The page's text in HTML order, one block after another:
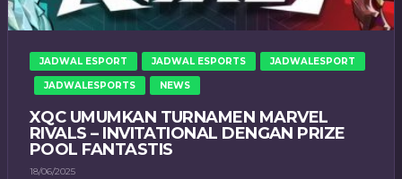
JADWAL ESPORT JADWAL ESPORTS JADWALESPORT
JADWALESPORTS NEWS
XQC UMUMKAN TURNAMEN MARVEL
RIVALS – INVITATIONAL DENGAN PRIZE
POOL FANTASTIS
18/06/2025